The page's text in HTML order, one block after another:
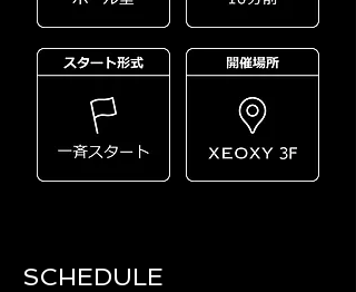
SCHEDULE​